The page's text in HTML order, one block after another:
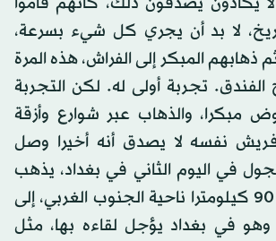
لا بد أن يجري كل شيء بسرعة،
ذهابهم المبكر إلى الفراش، هذه المرة
تجربة أولى له. لكن التجربة
مبكرا، والذهاب عبر شوارع وأزقة
نفسه لا يصدق أنه أخيرا وصل
في اليوم الثاني في بغداد، يذهب
ومعه رفيقاه إلى 90 كيلومترا ناحية الجنوب الغربي، إلى
في بغداد يؤجل لقاءه بها، مثل